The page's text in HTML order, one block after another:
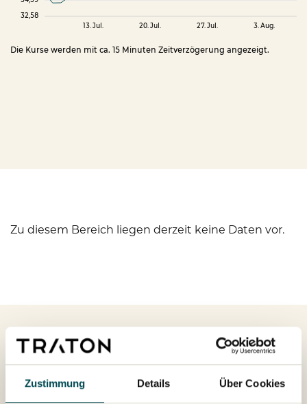
Zustimmung Details Über Cookies
Zu diesem Bereich liegen derzeit keine Daten vor.